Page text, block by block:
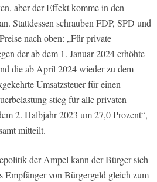
aber der Effekt komme in den
Stattdessen schrauben FDP, SPD und
nach oben: „Für private
der ab dem 1. Januar 2024 erhöhte
die ab April 2024 wieder zu dem
Umsatzsteuer für einen
stieg für alle privaten
2. Halbjahr 2023 um 27,0 Prozent“,
mitteilt.
der Ampel kann der Bürger sich
Empfänger von Bürgergeld gleich zum